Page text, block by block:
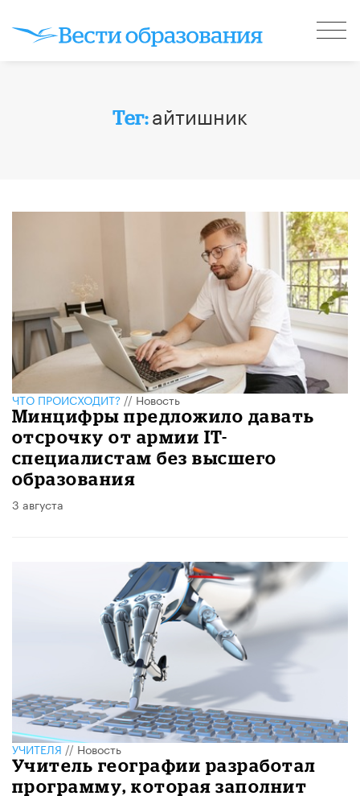
Тег:айтишник
ЧТО ПРОИСХОДИТ?//Новость
Минцифры предложило давать
отсрочку от армии IT-
специалистам без высшего
образования
3 августа
УЧИТЕЛЯ//Новость
Учитель географии разработал
программу, которая заполнит